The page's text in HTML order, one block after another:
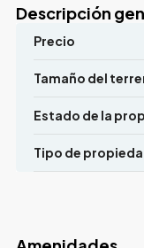
Descripción
Precio
Tamaño del
Estado de la
Tipo de